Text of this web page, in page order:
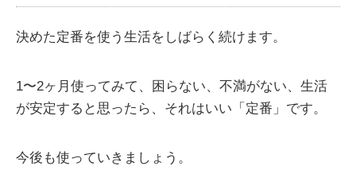
決めた定番を使う生活をしばらく続けます。
1〜2ヶ月使ってみて、困らない、不満がない、生活
が安定すると思ったら、それはいい「定番」です。
今後も使っていきましょう。